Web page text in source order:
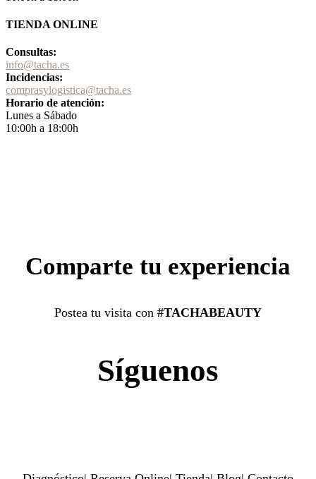
TIENDA ONLINE
Consultas:
info@tacha.es
Incidencias:
comprasylogistica@tacha.es
Horario de atención:
Lunes a Sábado
10:00h a 18:00h
Comparte tu experiencia
Postea tu visita con #TACHABEAUTY
Síguenos